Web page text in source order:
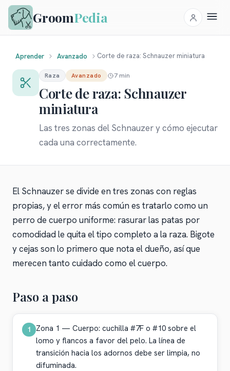
GroomPedia
Aprender Avanzado Corte de raza: Schnauzer miniatura
Raza Avanzado 7 min
Corte de raza: Schnauzer
miniatura
Las tres zonas del Schnauzer y cómo ejecutar
cada una correctamente.
El Schnauzer se divide en tres zonas con reglas
propias, y el error más común es tratarlo como un
perro de cuerpo uniforme: rasurar las patas por
comodidad le quita el tipo completo a la raza. Bigote
y cejas son lo primero que nota el dueño, así que
merecen tanto cuidado como el cuerpo.
Paso a paso
1
Zona 1 — Cuerpo: cuchilla #7F o #10 sobre el
lomo y flancos a favor del pelo. La línea de
transición hacia los adornos debe ser limpia, no
difuminada.